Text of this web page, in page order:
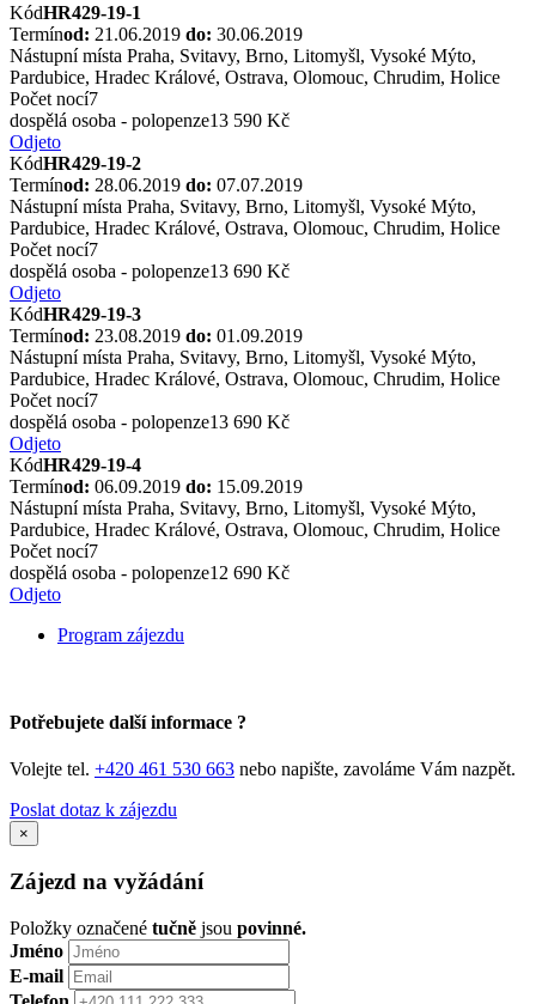
KódHR429-19-1
Termínod: 21.06.2019 do: 30.06.2019
Nástupní místa Praha, Svitavy, Brno, Litomyšl, Vysoké Mýto,
Pardubice, Hradec Králové, Ostrava, Olomouc, Chrudim, Holice
Počet nocí7
dospělá osoba - polopenze13 590 Kč
Odjeto
KódHR429-19-2
Termínod: 28.06.2019 do: 07.07.2019
Nástupní místa Praha, Svitavy, Brno, Litomyšl, Vysoké Mýto,
Pardubice, Hradec Králové, Ostrava, Olomouc, Chrudim, Holice
Počet nocí7
dospělá osoba - polopenze13 690 Kč
Odjeto
KódHR429-19-3
Termínod: 23.08.2019 do: 01.09.2019
Nástupní místa Praha, Svitavy, Brno, Litomyšl, Vysoké Mýto,
Pardubice, Hradec Králové, Ostrava, Olomouc, Chrudim, Holice
Počet nocí7
dospělá osoba - polopenze13 690 Kč
Odjeto
KódHR429-19-4
Termínod: 06.09.2019 do: 15.09.2019
Nástupní místa Praha, Svitavy, Brno, Litomyšl, Vysoké Mýto,
Pardubice, Hradec Králové, Ostrava, Olomouc, Chrudim, Holice
Počet nocí7
dospělá osoba - polopenze12 690 Kč
Odjeto
Program zájezdu
Potřebujete další informace ?
Volejte tel. +420 461 530 663 nebo napište, zavoláme Vám nazpět.
Poslat dotaz k zájezdu
×
Zájezd na vyžádání
Položky označené tučně jsou povinné.
Jméno
E-mail